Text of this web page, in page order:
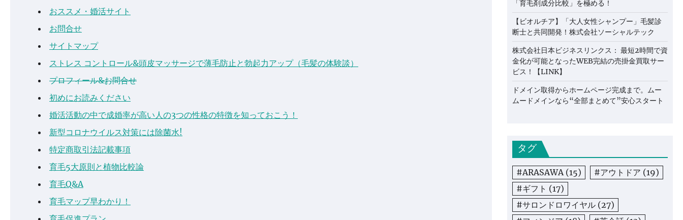
おススメ・婚活サイト
お問合せ
サイトマップ
ストレス コントロール&頭皮マッサージで薄毛防止と勃起力アップ（毛髪の体験談）
プロフィール&お問合せ
初めにお読みください
婚活活動の中で成婚率が高い人の3つの性格の特徴を知っておこう！
新型コロナウイルス対策には除菌水!
特定商取引法記載事項
育毛5大原則と植物比較論
育毛Q&A
育毛マップ早わかり！
「育毛剤成分比較」を極める！
【ビオルチア】「大人女性シャンプー」毛髪診
断士と共同開発！株式会社ソーシャルテック
株式会社日本ビジネスリンクス： 最短2時間で資
金化が可能となったWEB完結の売掛金買取サー
ビス！【LINK】
ドメイン取得からホームページ完成まで。ムー
ムードメインなら“全部まとめて”安心スタート
タグ
#ARASAWA(15) #アウトドア (19)
#ギフト (17)
#サロンドロワイヤル (27)